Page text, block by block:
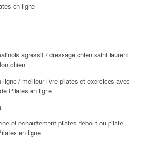
en ligne
agressif / dressage chien saint laurent
chien
/ meilleur livre pilates et exercices avec
Pilates en ligne
et echauffement pilates debout ou pilate
en ligne